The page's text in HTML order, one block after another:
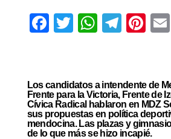
Facebook
Twitter
Los candidatos a intendente de
Frente para la Victoria, Frente de
Cívica Radical hablaron en MDZ
sus propuestas en política
mendocina. Las plazas y
de lo que más se hizo incapié.